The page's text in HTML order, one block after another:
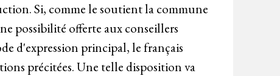
Si, comme le soutient la commune
possibilité offerte aux conseillers
d'expression principal, le français
précitées. Une telle disposition va